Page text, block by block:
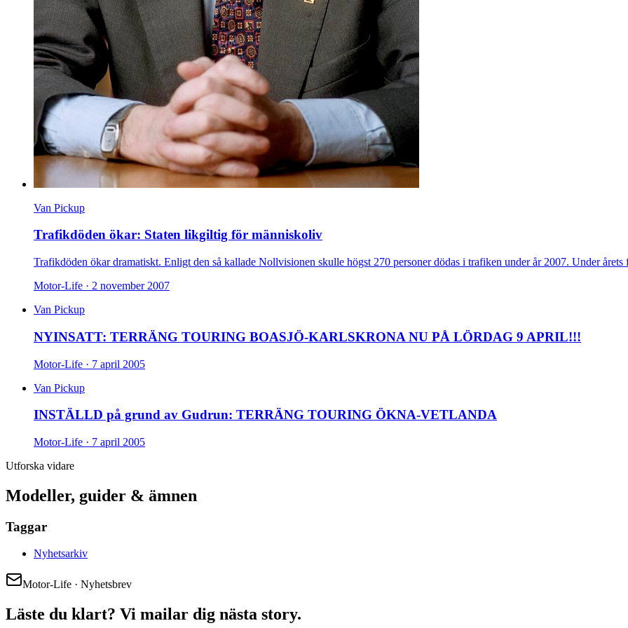
Van Pickup
Trafikdöden ökar: Staten likgiltig för människoliv
Trafikdöden ökar dramatiskt. Enligt den så kallade Nollvisionen skulle högst 270 personer dödas i trafiken under år 2007. Under årets
Motor-Life · 2 november 2007
Van Pickup
NYINSATT: TERRÄNG TOURING BOASJÖ-KARLSKRONA NU PÅ LÖRDAG 9 APRIL!!!
Motor-Life · 7 april 2005
Van Pickup
INSTÄLLD på grund av Gudrun: TERRÄNG TOURING ÖKNA-VETLANDA
Motor-Life · 7 april 2005
Utforska vidare
Modeller, guider & ämnen
Taggar
Nyhetsarkiv
Motor-Life · Nyhetsbrev
Läste du klart? Vi mailar dig nästa story.